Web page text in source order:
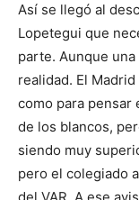
Así se llegó al
Lopetegui que
parte. Aunque
realidad. El
como para pensar
de los blancos,
siendo muy
pero el colegiado